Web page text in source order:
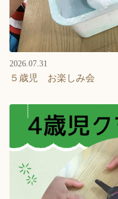
2026.07.31
５歳児 お楽しみ会